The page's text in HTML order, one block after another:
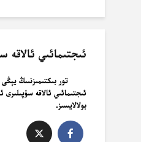
ئىجتىمائىي ئالاقە
تور بىكتىمىزنىىڭ
ئىجتىمائىي ئالاقە سۇپىلىرى
بولالايسىز.